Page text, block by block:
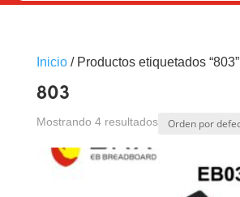
Inicio/ Productos etiquetados “803”
803
Mostrando 4 resultados